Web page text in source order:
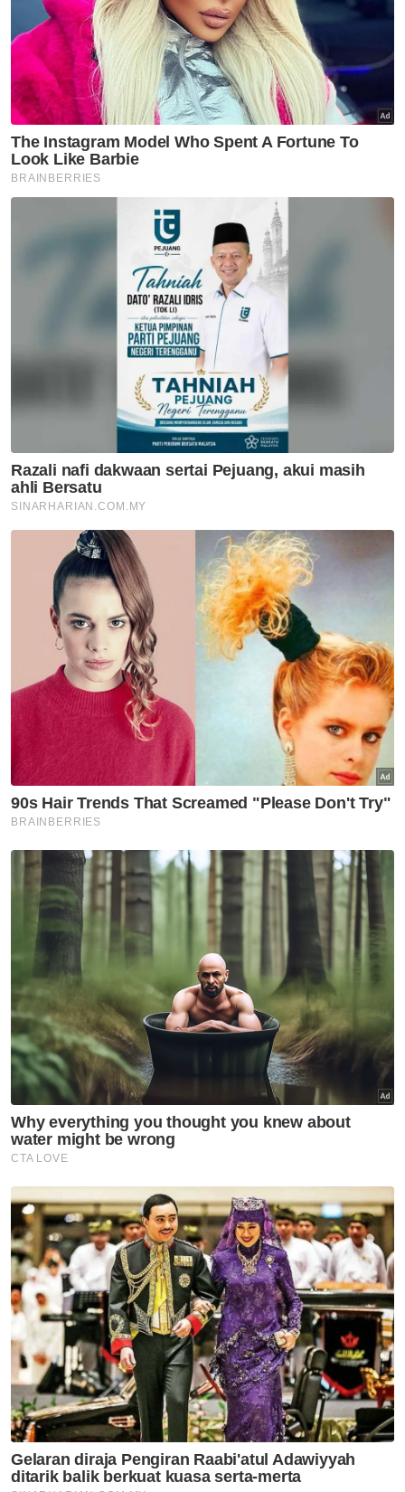
akibat pandemik Covid-19.
“Anwar kelihatan yakin rakan-rakan lama PH
dan rakan baharu yang menyertai beliau
boleh menerima antara satu sama lain,
sedangkan banyak petanda menunjukkan
sebaliknya.
“Anwar turut yakin tiada perubahan boleh
berlaku antara tarikh beliau umumkan
pembentukan kerajaan baharu dengan tarikh
menghadap Yang di-Pertuan Agong dengan
tarikh Seri Paduka Baginda menemu duga
semua ahli Parlimen, sedangkan banyak
perubahan boleh berlaku,” katanya.
Tambah Kamarul Zaman, Anwar juga
melakukan kesilapan apabila mengumumkan
sendiri kenaikan diri beliau dan rancangan
pembentukan kerajaan baharu, sedangkan ia
lebih wajar dilakukan bersama rakan PH.
Pada Rabu lalu, Anwar mengadakan sidang
akhbar khas mendakwa beliau mempunyai
sokongan majoriti ahli Parlimen untuk
menubuhkan kerajaan Persekutuan yang
baharu.
Malah, Ahli Parlimen Port Dickson itu turut
menegaskan bahawa majoriti diperoleh
adalah konklusif dan bukannya majoriti tipis.
Muat turun aplikasi Sinar Harian.Klik di sini!
Anwar Ibrahim
Kamarul Zaman Yusoff
Perdana Menteri
Artikel Disyorkan
Politik
Razali nafi dakwaan sertai
Pejuang, akui masih ahli
Politik
Keletihan politik mungkin
faktor Nurul Izzah undur diri -
Penganalisis politik
Politik
Pemuda Pas sasar 5,000 ahli
baharu pertahan Kelantan
Politik
PKR belum terima surat
peletakan jawatan ahli
Parlimen